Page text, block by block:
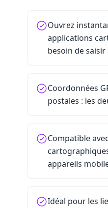
Ouvrez
applications
besoin de saisir
Coordonnées
postales : les
Compatible
appareils
Idéal pour les